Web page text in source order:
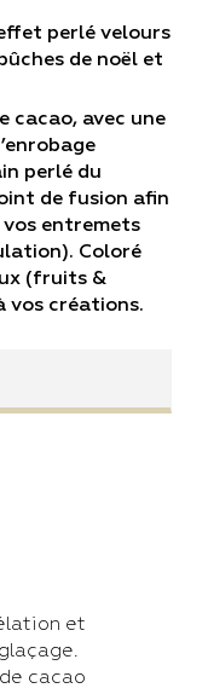
perlé velours
de noël et
cacao, avec une
perlé du
de fusion afin
entremets
Coloré
(fruits &
vos créations.
et
cacao